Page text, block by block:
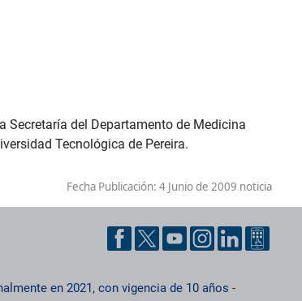
Secretaría del Departamento de Medicina
Tecnológica de Pereira.
Fecha Publicación: 4 Junio de 2009 noticia
en 2021, con vigencia de 10 años -